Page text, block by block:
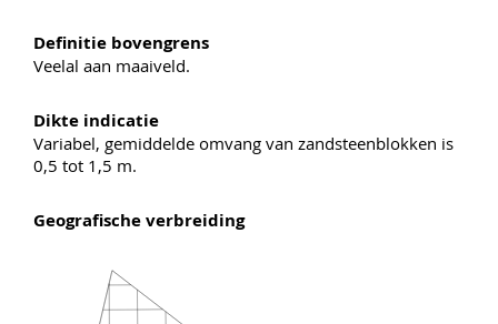
Definitie bovengrens
Veelal aan maaiveld.
Dikte indicatie
Variabel, gemiddelde omvang van zandsteenblokken is
0,5 tot 1,5 m.
Geografische verbreiding